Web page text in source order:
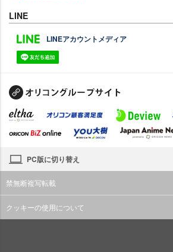
LINE
LINEアカウントメディア
PC版に切り替え
禁無断複写転載
クッキーの使用について